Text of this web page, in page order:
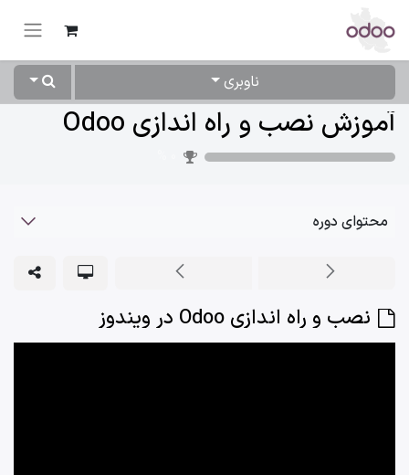
ناوبری
آموزش نصب و راه اندازی Odoo
محتوای دوره
نصب و راه اندازی Odoo در ویندوز